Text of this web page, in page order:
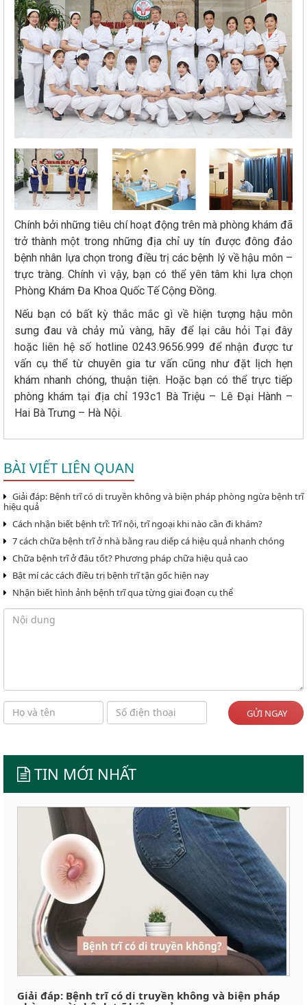
Chính bởi những tiêu chí hoạt động trên mà phòng khám đã
trở thành một trong những địa chỉ uy tín được đông đảo
bệnh nhân lựa chọn trong điều trị các bệnh lý về hậu môn –
trực tràng. Chính vì vậy, bạn có thể yên tâm khi lựa chọn
Phòng Khám Đa Khoa Quốc Tế Cộng Đồng.
Nếu bạn có bất kỳ thắc mắc gì về hiện tượng hậu môn
sưng đau và chảy mủ vàng, hãy để lại câu hỏi Tại đây
hoặc liên hệ số hotline 0243.9656.999 để nhận được tư
vấn cụ thể từ chuyên gia tư vấn cũng như đặt lịch hẹn
khám nhanh chóng, thuận tiện. Hoặc bạn có thể trực tiếp
phòng khám tại địa chỉ 193c1 Bà Triệu – Lê Đại Hành –
Hai Bà Trưng – Hà Nội.
BÀI VIẾT LIÊN QUAN
Giải đáp: Bệnh trĩ có di truyền không và biện pháp phòng ngừa bệnh trĩ
hiệu quả
Cách nhận biết bệnh trĩ: Trĩ nội, trĩ ngoại khi nào cần đi khám?
7 cách chữa bệnh trĩ ở nhà bằng rau diếp cá hiệu quả nhanh chóng
Chữa bệnh trĩ ở đâu tốt? Phương pháp chữa hiệu quả cao
Bật mí các cách điều trị bệnh trĩ tận gốc hiện nay
Nhận biết hình ảnh bệnh trĩ qua từng giai đoạn cụ thể
GỬI NGAY
TIN MỚI NHẤT
Giải đáp: Bệnh trĩ có di truyền không và biện pháp